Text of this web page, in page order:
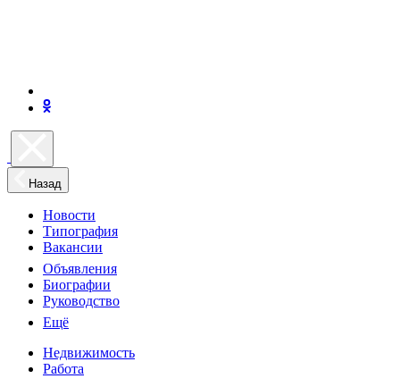
Назад
Новости
Типография
Вакансии
Объявления
Биографии
Руководство
Ещё
Недвижимость
Работа